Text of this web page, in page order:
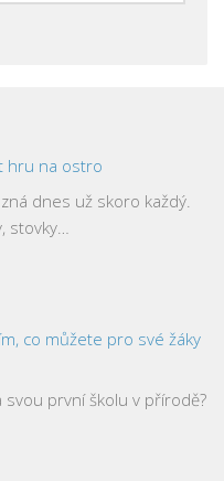
hru na ostro
dnes už skoro každý.
stovky…
co můžete pro své žáky
první školu v přírodě?